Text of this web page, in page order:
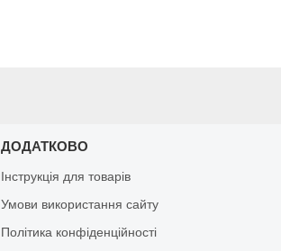
ДОДАТКОВО
Інструкція для товарів
Умови використання сайту
Політика конфіденційності